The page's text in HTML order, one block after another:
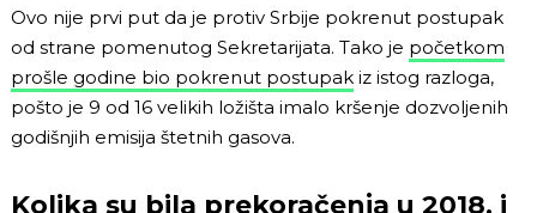
Ovo nije prvi put da je protiv Srbije pokrenut postupak
od strane pomenutog Sekretarijata. Tako je početkom
prošle godine bio pokrenut postupak iz istog razloga,
pošto je 9 od 16 velikih ložišta imalo kršenje dozvoljenih
godišnjih emisija štetnih gasova.
Kolika su bila prekoračenja u 2018. i